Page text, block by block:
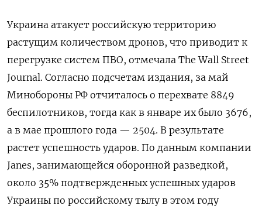
Украина атакует российскую территорию
растущим количеством дронов, что приводит к
перегрузке систем ПВО, отмечала The Wall Street
Journal. Согласно подсчетам издания, за май
Минобороны РФ отчиталось о перехвате 8849
беспилотников, тогда как в январе их было 3676,
а в мае прошлого года — 2504. В результате
растет успешность ударов. По данным компании
Janes, занимающейся оборонной разведкой,
около 35% подтвержденных успешных ударов
Украины по российскому тылу в этом году